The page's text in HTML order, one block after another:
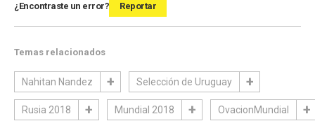
¿Encontraste un error? Reportar
Temas relacionados
Nahitan Nandez Selección de Uruguay
Rusia 2018 Mundial 2018 OvacionMundial